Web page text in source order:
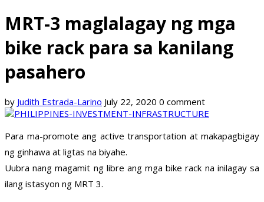
MRT-3 maglalagay ng mga
bike rack para sa kanilang
pasahero
by Judith Estrada-Larino July 22, 2020 0 comment
Para ma-promote ang active transportation at makapagbigay
ng ginhawa at ligtas na biyahe.
Uubra nang magamit ng libre ang mga bike rack na inilagay sa
ilang istasyon ng MRT 3.